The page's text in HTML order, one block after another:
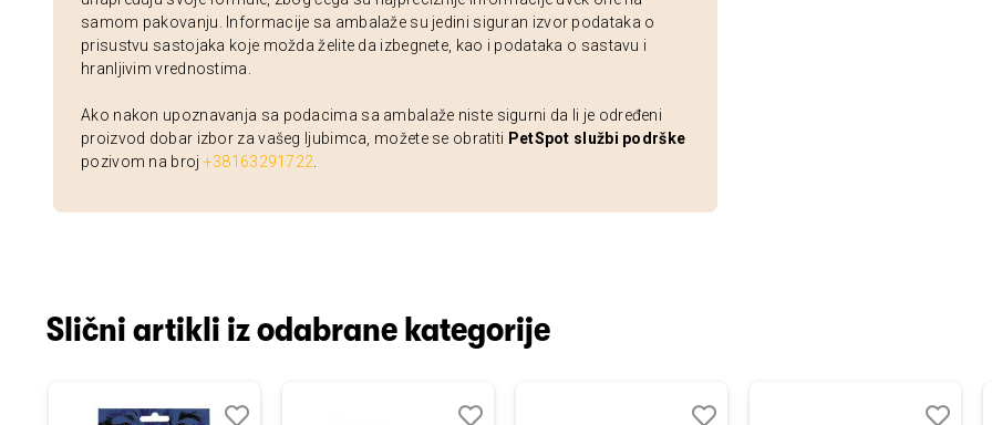
samom pakovanju. Informacije sa ambalaže su jedini siguran izvor podataka o
prisustvu sastojaka koje možda želite da izbegnete, kao i podataka o sastavu i
hranljivim vrednostima.
Ako nakon upoznavanja sa podacima sa ambalaže niste sigurni da li je određeni
proizvod dobar izbor za vašeg ljubimca, možete se obratiti PetSpot službi podrške
pozivom na broj +38163291722
Slični artikli iz odabrane kategorije